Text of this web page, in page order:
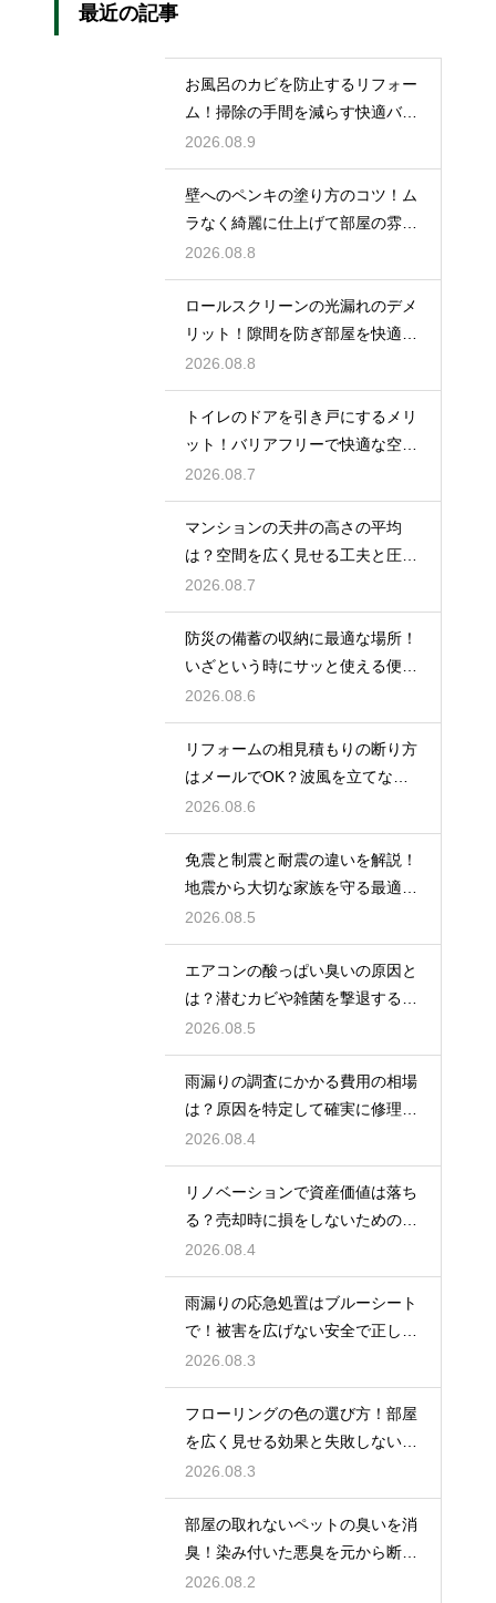
最近の記事
お風呂のカビを防止するリフォー
ム！掃除の手間を減らす快適バス
ルームの技
2026.08.9
壁へのペンキの塗り方のコツ！ム
ラなく綺麗に仕上げて部屋の雰囲
気を一新
2026.08.8
ロールスクリーンの光漏れのデメ
リット！隙間を防ぎ部屋を快適に
する対策法
2026.08.8
トイレのドアを引き戸にするメリ
ット！バリアフリーで快適な空間
の作り方
2026.08.7
マンションの天井の高さの平均
は？空間を広く見せる工夫と圧迫
感を無くす技
2026.08.7
防災の備蓄の収納に最適な場所！
いざという時にサッと使える便利
ストック術
2026.08.6
リフォームの相見積もりの断り方
はメールでOK？波風を立てない
丁寧な文面
2026.08.6
免震と制震と耐震の違いを解説！
地震から大切な家族を守る最適な
住宅の構造
2026.08.5
エアコンの酸っぱい臭いの原因と
は？潜むカビや雑菌を撃退するお
手入れ術
2026.08.5
雨漏りの調査にかかる費用の相場
は？原因を特定して確実に修理す
るプロの技
2026.08.4
リノベーションで資産価値は落ち
る？売却時に損をしないための重
要な注意点
2026.08.4
雨漏りの応急処置はブルーシート
で！被害を広げない安全で正しい
張り方
2026.08.3
フローリングの色の選び方！部屋
を広く見せる効果と失敗しないイ
ンテリア術
2026.08.3
部屋の取れないペットの臭いを消
臭！染み付いた悪臭を元から断つ
お掃除術
2026.08.2